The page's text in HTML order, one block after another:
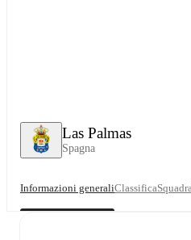
Las Palmas
Spagna
Informazioni generaliClassifica